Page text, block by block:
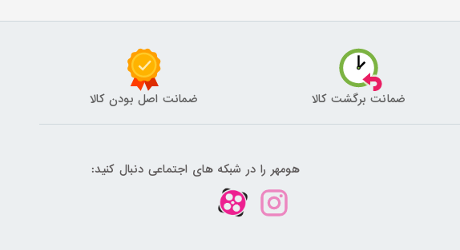
ضمانت برگشت کالا ضمانت اصل بودن کالا
هومهر را در شبکه های اجتماعی دنبال کنید: